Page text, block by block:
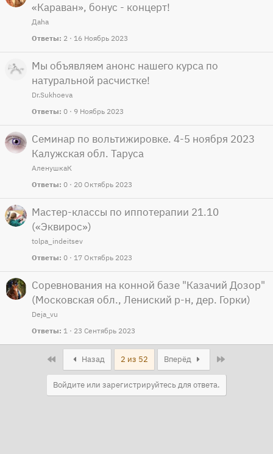
«Караван», бонус - концерт!
Даha
Ответы 2 16 Ноябрь 2023
Мы объявляем анонс нашего курса по
натуральной расчистке!
Dr.Sukhoeva
Ответы 0 9 Ноябрь 2023
Семинар по вольтижировке. 4-5 ноября 2023
Калужская обл. Таруса
АленушкаК
Ответы 0 20 Октябрь 2023
Мастер-классы по иппотерапии 21.10
(«Эквирос»)
tolpa_indeitsev
Ответы 0 17 Октябрь 2023
Соревнования на конной базе "Казачий Дозор"
(Московская обл., Лениский р-н, дер. Горки)
Deja_vu
Ответы 1 23 Сентябрь 2023
Назад 2 из 52 Вперёд
Войдите или зарегистрируйтесь для ответа.